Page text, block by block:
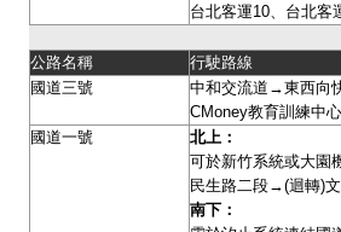
台北客運10、台北客
公路名稱
行駛路線
國道三號
中和交流道→東西向
CMoney教育訓練中心
國道一號
北上：
可於新竹系統或大園
民生路二段→(迴轉)
南下：